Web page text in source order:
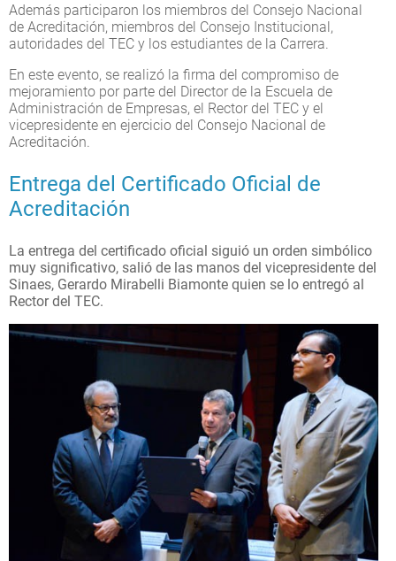
Además participaron los miembros del Consejo Nacional
de Acreditación, miembros del Consejo Institucional,
autoridades del TEC y los estudiantes de la Carrera.
En este evento, se realizó la firma del compromiso de
mejoramiento por parte del Director de la Escuela de
Administración de Empresas, el Rector del TEC y el
vicepresidente en ejercicio del Consejo Nacional de
Acreditación.
Entrega del Certificado Oficial de
Acreditación
La entrega del certificado oficial siguió un orden simbólico
muy significativo, salió de las manos del vicepresidente del
Sinaes, Gerardo Mirabelli Biamonte quien se lo entregó al
Rector del TEC.